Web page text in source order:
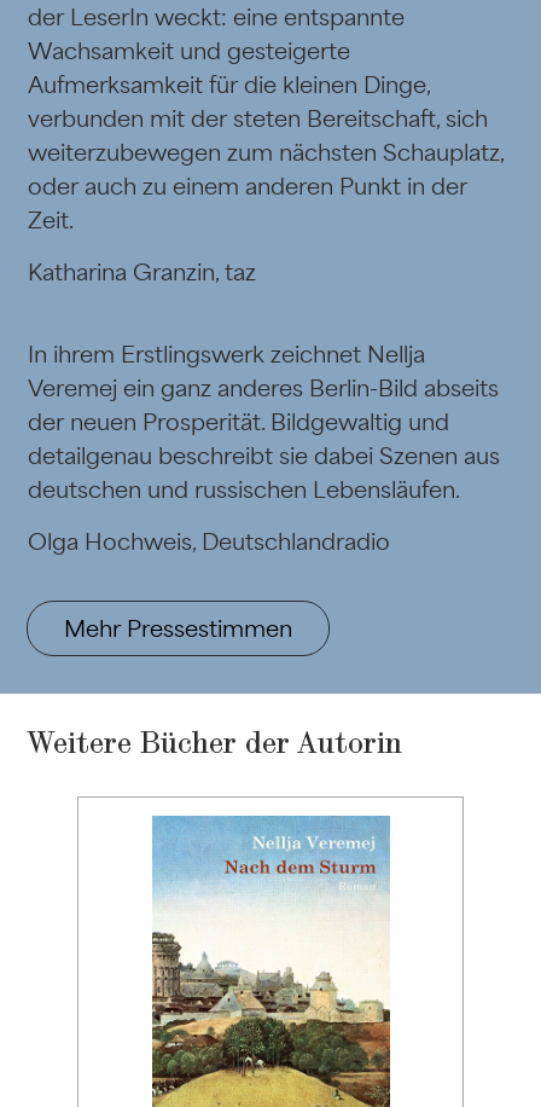
der LeserIn weckt: eine entspannte
Wachsamkeit und gesteigerte
Aufmerksamkeit für die kleinen Dinge,
verbunden mit der steten Bereitschaft, sich
weiterzubewegen zum nächsten Schauplatz,
oder auch zu einem anderen Punkt in der
Zeit.
Katharina Granzin, taz
In ihrem Erstlingswerk zeichnet Nellja
Veremej ein ganz anderes Berlin-Bild abseits
der neuen Prosperität. Bildgewaltig und
detailgenau beschreibt sie dabei Szenen aus
deutschen und russischen Lebensläufen.
Olga Hochweis, Deutschlandradio
Mehr Pressestimmen
Weitere Bücher der Autorin